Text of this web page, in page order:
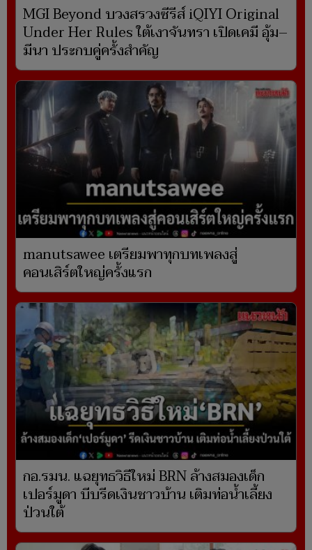
MGI Beyond บวงสรวงซีรีส์ iQIYI Original
Under Her Rules ใต้เงาจันทรา เปิดเคมี อุ้ม–
มีนา ประกบคู่ครั้งสำคัญ
manutsawee เตรียมพาทุกบทเพลงสู่
คอนเสิร์ตใหญ่ครั้งแรก
กอ.รมน. แฉยุทธวิธีใหม่ BRN ล้างสมองเด็ก
เปอร์มูดา บีบรีดเงินชาวบ้าน เติมท่อน้ำเลี้ยง
ป่วนใต้